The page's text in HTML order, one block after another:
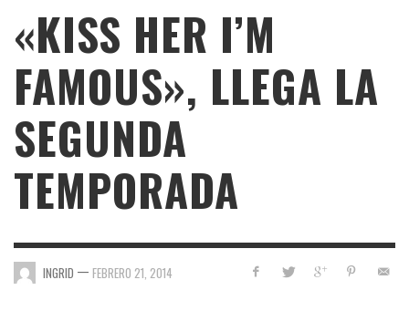
«KISS HER I’M
FAMOUS», LLEGA LA
SEGUNDA
TEMPORADA
INGRID — FEBRERO 21, 2014